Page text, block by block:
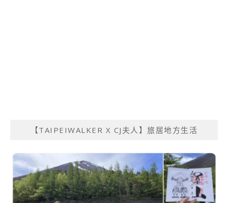
【TAIPEIWALKER X CJ夫人】旅居地方生活